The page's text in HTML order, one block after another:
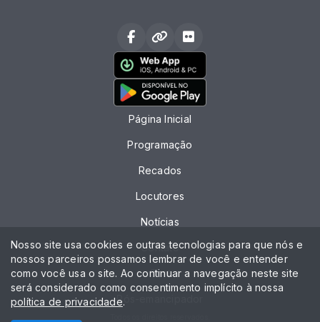
Página Inicial
Programação
Recados
Locutores
Notícias
Contato
Chat
Pós-emancipador
Nosso site usa cookies e outras tecnologias para que nós e
nossos parceiros possamos lembrar de você e entender
como você usa o site. Ao continuar a navegação neste site
será considerado como consentimento implícito à nossa
política de privacidade.